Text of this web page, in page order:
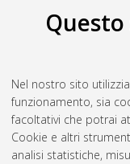
Nel nostro sito
funzionamento, sia
facoltativi che potrai
Cookie e altri
analisi statistiche,
Stesso
Download
Altri